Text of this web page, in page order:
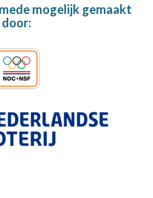
mogelijk gemaakt
door: